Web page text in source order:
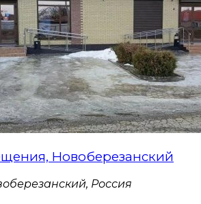
Новоберезанский
Россия